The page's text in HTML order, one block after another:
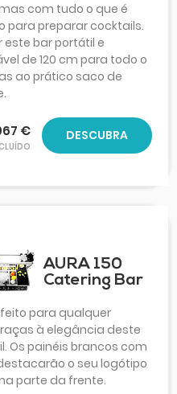
com tudo o que é
para preparar cocktails.
este bar portátil e
de 120 cm para todo o
ao prático saco de
€ DESCUBRA
AURA 150
Catering Bar
para qualquer
à elegância deste
Os painéis brancos com
o seu logótipo
parte da frente.